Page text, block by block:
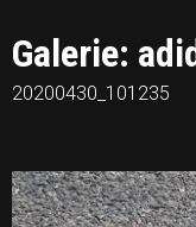
Galerie:
20200430_101235